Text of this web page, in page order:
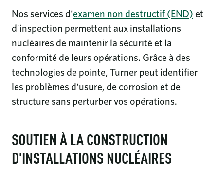
Nos services d'examen non destructif (END) et
d'inspection permettent aux installations
nucléaires de maintenir la sécurité et la
conformité de leurs opérations. Grâce à des
technologies de pointe, Turner peut identifier
les problèmes d'usure, de corrosion et de
structure sans perturber vos opérations.
SOUTIEN À LA CONSTRUCTION
D'INSTALLATIONS NUCLÉAIRES